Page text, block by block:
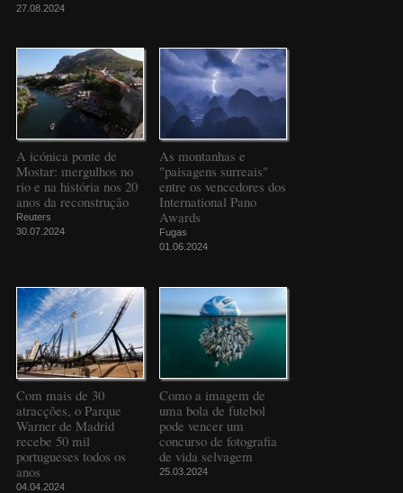
27.08.2024
A icónica ponte de
Mostar: mergulhos no
rio e na história nos 20
anos da reconstrução
Reuters
30.07.2024
As montanhas e
"paisagens surreais"
entre os vencedores dos
International Pano
Awards
Fugas
01.06.2024
Com mais de 30
atracções, o Parque
Warner de Madrid
recebe 50 mil
portugueses todos os
anos
04.04.2024
Como a imagem de
uma bola de futebol
pode vencer um
concurso de fotografia
de vida selvagem
25.03.2024